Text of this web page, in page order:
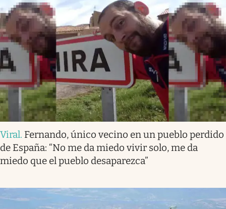
Viral. Fernando, único vecino en un pueblo perdido
de España: “No me da miedo vivir solo, me da
miedo que el pueblo desaparezca”